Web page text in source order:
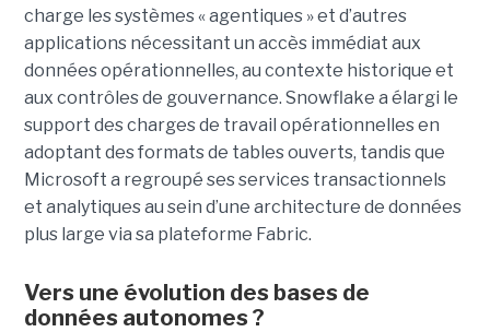
charge les systèmes « agentiques » et d’autres
applications nécessitant un accès immédiat aux
données opérationnelles, au contexte historique et
aux contrôles de gouvernance. Snowflake a élargi le
support des charges de travail opérationnelles en
adoptant des formats de tables ouverts, tandis que
Microsoft a regroupé ses services transactionnels
et analytiques au sein d’une architecture de données
plus large via sa plateforme Fabric.
Vers une évolution des bases de
données autonomes ?